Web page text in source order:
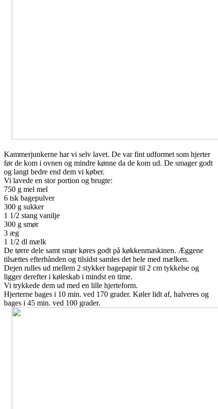
Kammerjunkerne har vi selv lavet. De var fint udformet som hjerter
før de kom i ovnen og mindre kønne da de kom ud. De smager godt
og langt bedre end dem vi køber.
Vi lavede en stor portion og brugte:
750 g mel mel
6 tsk bagepulver
300 g sukker
1 1/2 stang vanilje
300 g smør
3 æg
1 1/2 dl mælk
De tørre dele samt smør køres godt på køkkenmaskinen. Æggene
tilsættes efterhånden og tilsidst samles det hele med mælken.
Dejen rulles ud mellem 2 stykker bagepapir til 2 cm tykkelse og
ligger derefter i køleskab i mindst en time.
Vi trykkede dem ud med en lille hjerteform.
Hjerterne bages i 10 min. ved 170 grader. Køler lidt af, halveres og
bages i 45 min. ved 100 grader.